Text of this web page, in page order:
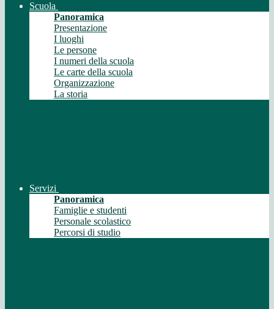
Scuola
Panoramica
Presentazione
I luoghi
Le persone
I numeri della scuola
Le carte della scuola
Organizzazione
La storia
Servizi
Panoramica
Famiglie e studenti
Personale scolastico
Percorsi di studio